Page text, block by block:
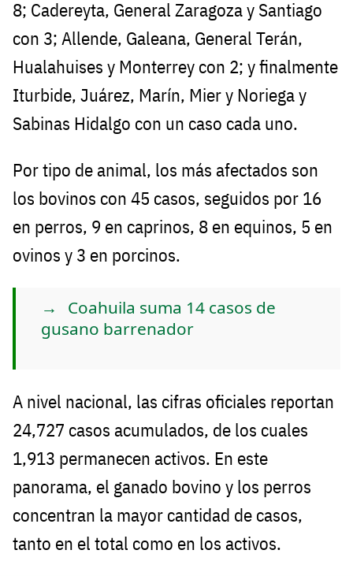
8; Cadereyta, General Zaragoza y Santiago
con 3; Allende, Galeana, General Terán,
Hualahuises y Monterrey con 2; y finalmente
Iturbide, Juárez, Marín, Mier y Noriega y
Sabinas Hidalgo con un caso cada uno.
Por tipo de animal, los más afectados son
los bovinos con 45 casos, seguidos por 16
en perros, 9 en caprinos, 8 en equinos, 5 en
ovinos y 3 en porcinos.
Coahuila suma 14 casos de
gusano barrenador
A nivel nacional, las cifras oficiales reportan
24,727 casos acumulados, de los cuales
1,913 permanecen activos. En este
panorama, el ganado bovino y los perros
concentran la mayor cantidad de casos,
tanto en el total como en los activos.